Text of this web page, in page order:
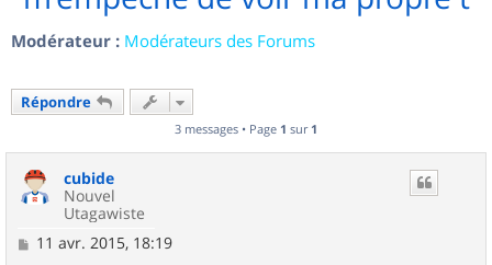
Modérateur : Modérateurs des Forums
Répondre
3 messages • Page 1 sur 1
cubide
Nouvel
Utagawiste
M11 avr. 2015, 18:19